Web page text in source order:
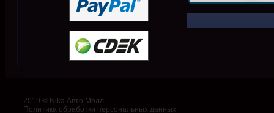
2019 © Nika Авто Молл
Политика обработки персональных данных